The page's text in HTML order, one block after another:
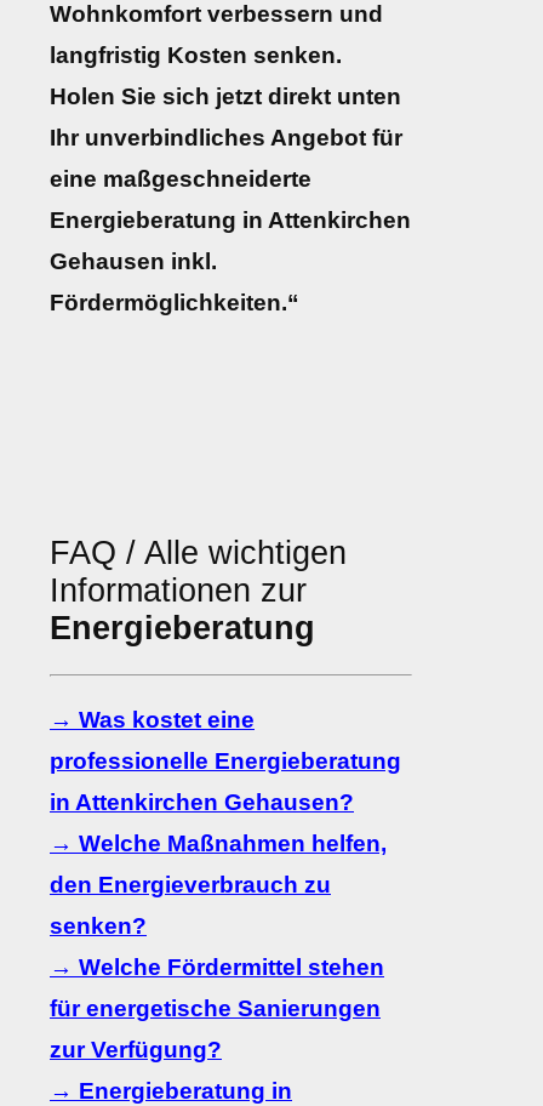
Wohnkomfort verbessern und
langfristig Kosten senken.
Holen Sie sich jetzt direkt unten
Ihr unverbindliches Angebot für
eine maßgeschneiderte
Energieberatung in Attenkirchen
Gehausen inkl.
Fördermöglichkeiten.“
FAQ / Alle wichtigen
Informationen zur
Energieberatung
→ Was kostet eine
professionelle Energieberatung
in Attenkirchen Gehausen?
→ Welche Maßnahmen helfen,
den Energieverbrauch zu
senken?
→ Welche Fördermittel stehen
für energetische Sanierungen
zur Verfügung?
→ Energieberatung in